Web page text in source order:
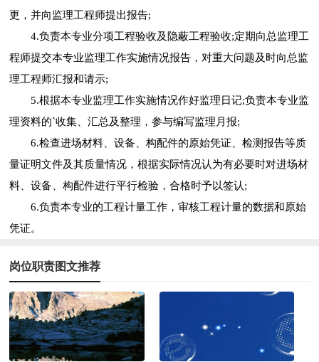
更，并向监理工程师提出报告;
4.负责本专业分项工程验收及隐蔽工程验收;定期向总监理工
程师提交本专业监理工作实施情况报告，对重大问题及时向总监
理工程师汇报和请示;
5.根据本专业监理工作实施情况作好监理日记;负责本专业监
理资料的`收集、汇总及整理，参与编写监理月报;
6.检查进场材料、设备、构配件的原始凭证、检测报告等质
量证明文件及其质量情况，根据实际情况认为有必要时对进场材
料、设备、构配件进行平行检验，合格时予以签认;
6.负责本专业的工程计量工作，审核工程计量的数据和原始
凭证。
岗位职责图文推荐